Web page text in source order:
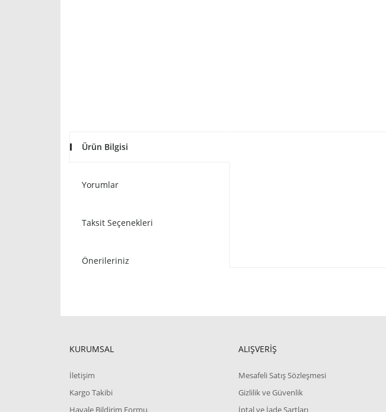
Ürün Bilgisi
Yorumlar
Taksit Seçenekleri
Önerileriniz
KURUMSAL
İletişim
Kargo Takibi
Havale Bildirim Formu
ALIŞVERİŞ
Mesafeli Satış Sözleşmesi
Gizlilik ve Güvenlik
İptal ve İade Şartları